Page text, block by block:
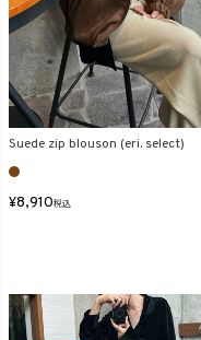
Suede zip blouson (eri. select)
¥8,910税込